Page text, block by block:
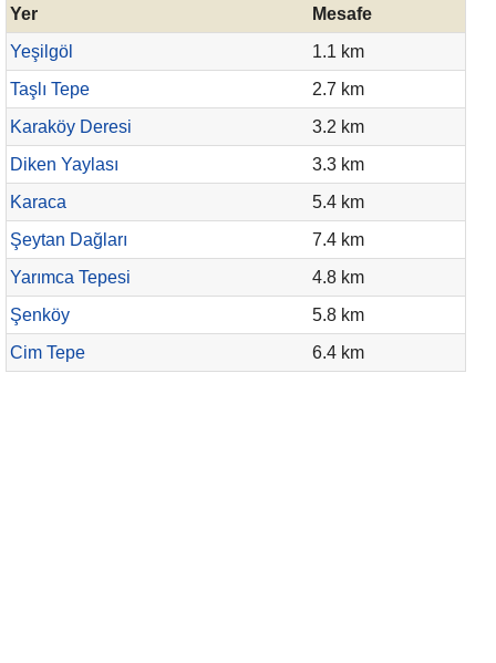
Yer
Mesafe
Yeşilgöl
1.1 km
Taşlı Tepe
2.7 km
Karaköy Deresi
3.2 km
Diken Yaylası
3.3 km
Karaca
5.4 km
Şeytan Dağları
7.4 km
Yarımca Tepesi
4.8 km
Şenköy
5.8 km
Cim Tepe
6.4 km